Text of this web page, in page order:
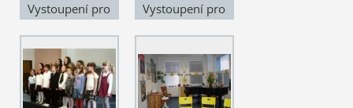
Vystoupení pro
Vystoupení pro